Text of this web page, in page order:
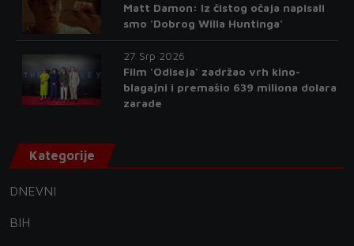
Matt Damon: Iz čistog očaja napisali
smo 'Dobrog Willa Huntinga'
27 Srp 2026
Film 'Odiseja' zadržao vrh kino-
blagajni i premašio 639 miliona dolara
zarade
Kategorije
DNEVNI
BIH